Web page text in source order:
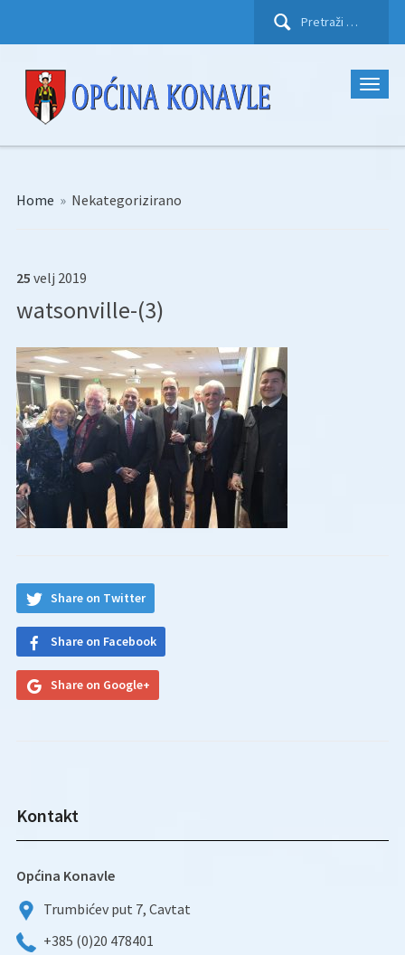
Pretraži:
Home » Nekategorizirano
25 velj 2019
watsonville-(3)
Share on Twitter
Share on Facebook
Share on Google+
Kontakt
Općina Konavle
Trumbićev put 7, Cavtat
+385 (0)20 478401